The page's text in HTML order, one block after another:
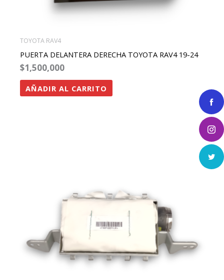
TOYOTA RAV4
PUERTA DELANTERA DERECHA TOYOTA RAV4 19-24
$1,500,000
AÑADIR AL CARRITO